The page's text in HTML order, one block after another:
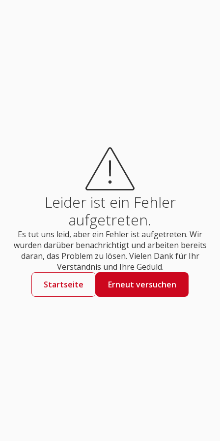
Leider ist ein Fehler
aufgetreten.
Es tut uns leid, aber ein Fehler ist aufgetreten. Wir
wurden darüber benachrichtigt und arbeiten bereits
daran, das Problem zu lösen. Vielen Dank für Ihr
Verständnis und Ihre Geduld.
Startseite
Erneut versuchen